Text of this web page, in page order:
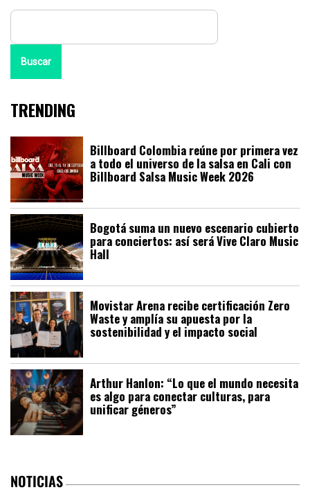
Buscar
TRENDING
Billboard Colombia reúne por primera vez
a todo el universo de la salsa en Cali con
Billboard Salsa Music Week 2026
Bogotá suma un nuevo escenario cubierto
para conciertos: así será Vive Claro Music
Hall
Movistar Arena recibe certificación Zero
Waste y amplía su apuesta por la
sostenibilidad y el impacto social
Arthur Hanlon: “Lo que el mundo necesita
es algo para conectar culturas, para
unificar géneros”
NOTICIAS